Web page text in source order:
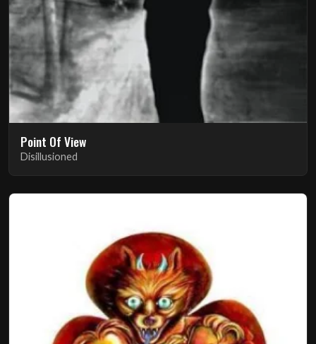
Point Of View
Disillusioned